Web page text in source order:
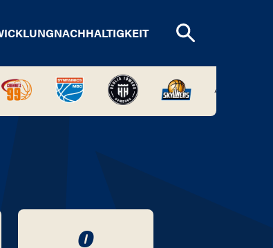
NACHHALTIGKEIT
0